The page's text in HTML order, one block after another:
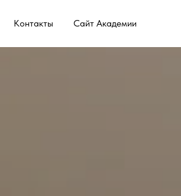
Контакты Сайт Академии